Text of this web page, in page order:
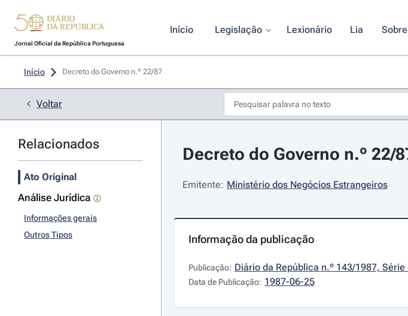
Jornal Oficial da República Portuguesa
Início Legislação Lexionário Lia
Início Decreto do Governo n.º 22/87
Voltar
Relacionados
Ato Original
Análise Jurídica
Informações gerais
Outros Tipos
Decreto do Governo n.º 22/
Emitente: Ministério dos Negócios Estrangeiros
Informação da publicação
Publicação: Diário da República n.º 143/1987,
Data de Publicação: 1987-06-25